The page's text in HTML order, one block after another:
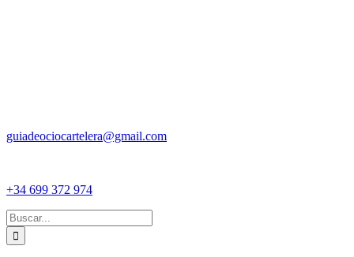
guiadeociocartelera@gmail.com
+34 699 372 974
Buscar: